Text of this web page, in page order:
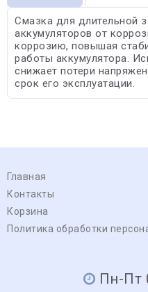
Смазка для длительной
аккумуляторов от
коррозию, повышая
работы аккумулятора.
снижает потери
срок его эксплуатации.
Главная
Контакты
Корзина
Политика обработки
Пн-Пт